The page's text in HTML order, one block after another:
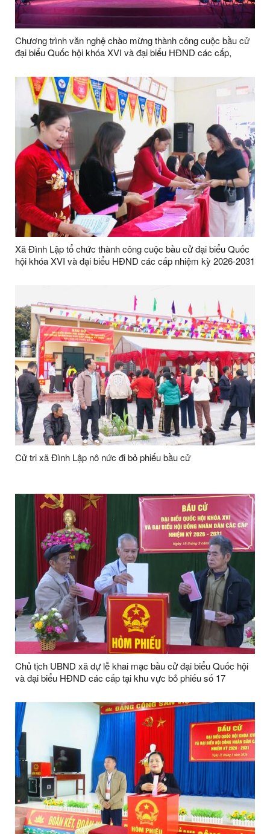
Chương trình văn nghệ chào mừng thành công cuộc bầu cử
đại biểu Quốc hội khóa XVI và đại biểu HĐND các cấp,
Xã Đình Lập tổ chức thành công cuộc bầu cử đại biểu Quốc
hội khóa XVI và đại biểu HĐND các cấp nhiệm kỳ 2026-2031
Cử tri xã Đình Lập nô nức đi bỏ phiếu bầu cử
Chủ tịch UBND xã dự lễ khai mạc bầu cử đại biểu Quốc hội
và đại biểu HĐND các cấp tại khu vực bỏ phiếu số 17